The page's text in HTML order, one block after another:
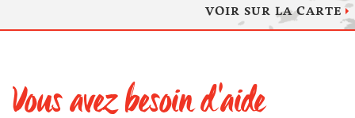
VOIR SUR LA CARTE
Vous avez besoin d'aide